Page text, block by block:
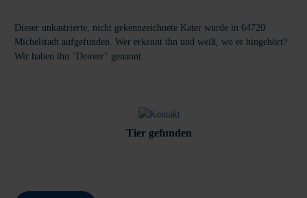
Dieser unkastrierte, nicht gekennzeichnete Kater wurde in 64720
Michelstadt aufgefunden. Wer erkennt ihn und weiß, wo er hingehört?
Wir haben ihn "Denver" genannt.
Tier gefunden